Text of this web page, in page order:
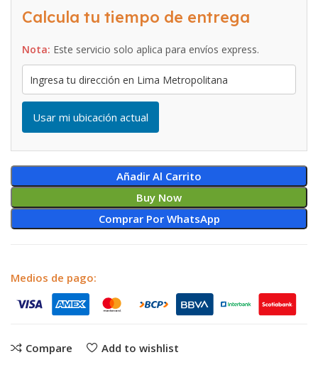
Calcula tu tiempo de entrega
Nota: Este servicio solo aplica para envíos express.
Usar mi ubicación actual
Añadir Al Carrito
Buy Now
Comprar Por WhatsApp
Medios de pago:
Compare Add to wishlist